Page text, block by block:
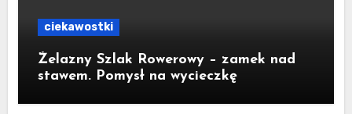
ciekawostki
Żelazny Szlak Rowerowy – zamek nad
stawem. Pomysł na wycieczkę